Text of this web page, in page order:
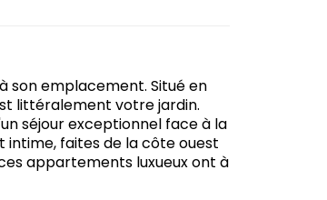
son emplacement. Situé en
littéralement votre jardin.
séjour exceptionnel face à la
faites de la côte ouest
appartements luxueux ont à